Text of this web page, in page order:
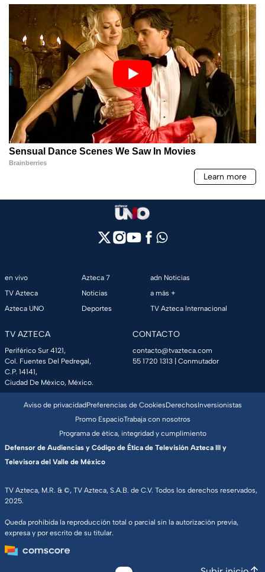
en vivo
TV Azteca
Azteca UNO
Azteca 7
Noticias
Deportes
adn Noticias
a más +
TV Azteca Internacional
TV AZTECA
Periférico Sur 4121,
Col. Fuentes Del Pedregal,
C.P. 14141,
Ciudad De México, México.
CONTACTO
contacto@tvazteca.com
55 1720 1313 | Conmutador
TV Azteca, M.R. & ©, TV Azteca, S.A.B. de C.V. Todos los derechos reservados,
2025.
Queda prohibida la reproducción total o parcial sin la autorización previa,
expresa y por escrito de su titular.
Aviso de privacidadPreferencias de CookiesDerechosInversionistas
Promo EspacioTrabaja con nosotros
Programa de ética, integridad y cumplimiento
Defensor de Audiencias y Código de Ética de Televisión Azteca III y
Televisora del Valle de México